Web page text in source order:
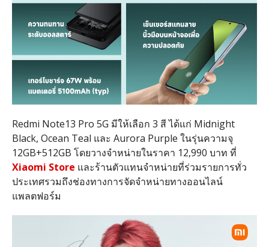
Redmi Note13 Pro 5G มีให้เลือก 3 สี ได้แก่ Midnight
Black, Ocean Teal และ Aurora Purple ในรุ่นความจุ
12GB+512GB โดยวางจำหน่ายในราคา 12,990 บาท ที่
Xiaomi Store และร้านตัวแทนจำหน่ายที่ร่วมรายการทั่ว
ประเทศรวมถึงช่องทางการจัดจำหน่ายทางออนไลน์
แพลตฟอร์ม